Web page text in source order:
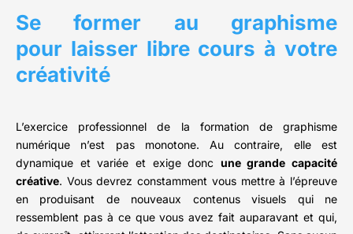
Se former au graphisme
pour laisser libre cours à votre
créativité
L’exercice professionnel de la formation de graphisme
numérique n’est pas monotone. Au contraire, elle est
dynamique et variée et exige donc une grande capacité
créative. Vous devrez constamment vous mettre à l’épreuve
en produisant de nouveaux contenus visuels qui ne
ressemblent pas à ce que vous avez fait auparavant et qui,